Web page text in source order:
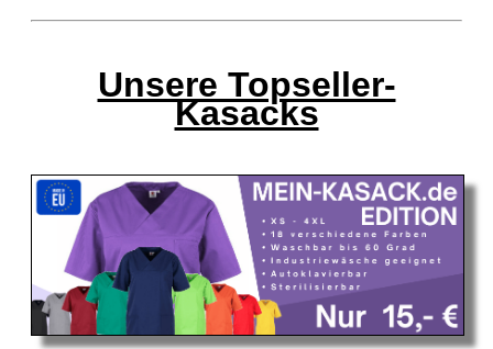
Unsere Topseller-
Kasacks